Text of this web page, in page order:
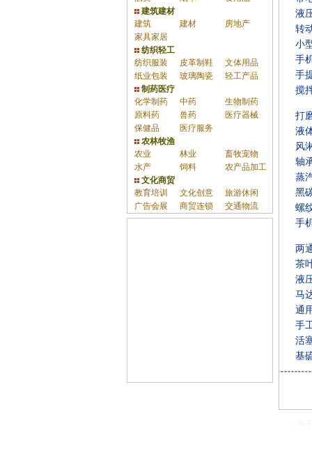
建筑建材
建筑
建材
房地产
家具家居
纺织轻工
纺织服装
皮革制鞋
文体用品
纸业包装
玻璃陶瓷
轻工产品
制药医疗
化学制药
中药
生物制药
原料药
兽药
医疗器械
保健品
医疗服务
农林牧渔
农业
林业
畜牧宠物
水产
饲料
农产品加工
文化商贸
教育培训
文化创意
旅游休闲
广告会展
商贸连锁 交通物流
液
转
小
手
手
搅
打
液
风
轴
蒸
黑
螺
手
两
茶
液
马
通
手
活
基